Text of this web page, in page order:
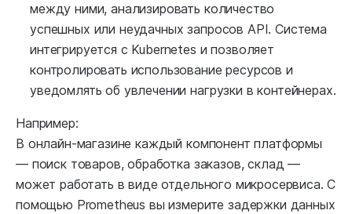
между ними, анализировать количество
успешных или неудачных запросов API. Система
интегрируется с Kubernetes и позволяет
контролировать использование ресурсов и
уведомлять об увлечении нагрузки в контейнерах.
Например:
В онлайн-магазине каждый компонент платформы
— поиск товаров, обработка заказов, склад —
может работать в виде отдельного микросервиса. С
помощью Prometheus вы измерите задержки данных